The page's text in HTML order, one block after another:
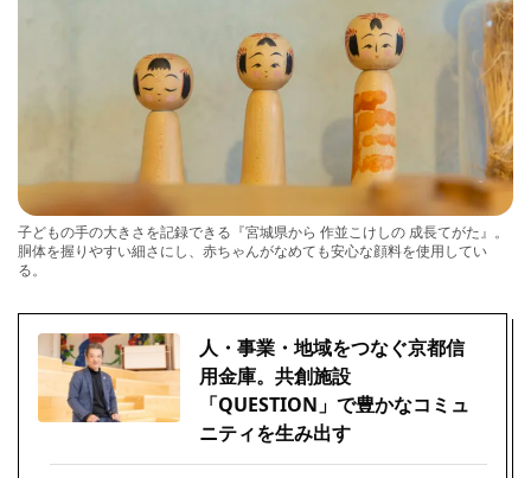
子どもの手の大きさを記録できる『宮城県から 作並こけしの 成長てがた』。
胴体を握りやすい細さにし、赤ちゃんがなめても安心な顔料を使用してい
る。
人・事業・地域をつなぐ京都信
用金庫。共創施設
「QUESTION」で豊かなコミュ
ニティを生み出す